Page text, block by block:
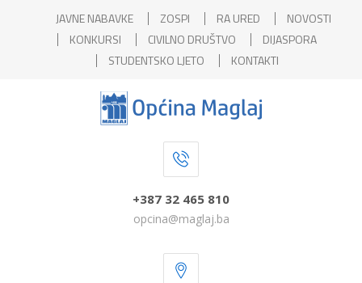
JAVNE NABAVKE ZOSPI RA URED
NOVOSTI
KONKURSI
CIVILNO DRUŠTVO
DIJASPORA
STUDENTSKO LJETO
KONTAKTI
+387 32 465 810
opcina@maglaj.ba